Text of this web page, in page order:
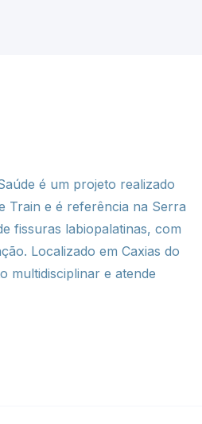
é um projeto realizado
Train e é referência na Serra
fissuras labiopalatinas, com
Localizado em Caxias do
multidisciplinar e atende